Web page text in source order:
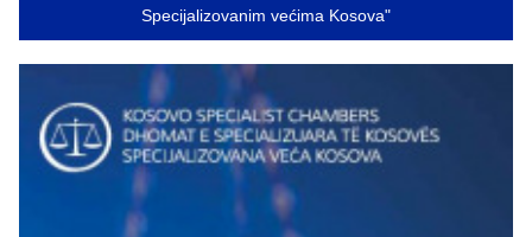
Specijalizovanim većima Kosova"